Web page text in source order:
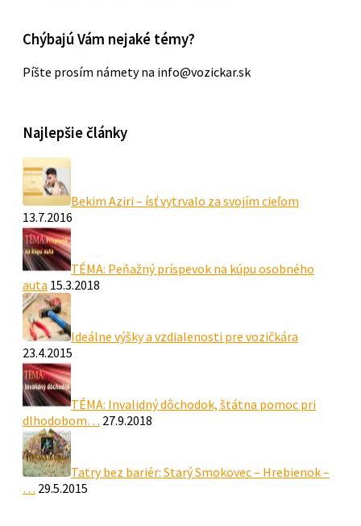
Chýbajú Vám nejaké témy?
Píšte prosím námety na info@vozickar.sk
Najlepšie články
Bekim Aziri – ísť vytrvalo za svojím cieľom
13.7.2016
TÉMA: Peňažný príspevok na kúpu osobného
auta 15.3.2018
Ideálne výšky a vzdialenosti pre vozičkára
23.4.2015
TÉMA: Invalidný dôchodok, štátna pomoc pri
dlhodobom… 27.9.2018
Tatry bez bariér: Starý Smokovec – Hrebienok –
… 29.5.2015